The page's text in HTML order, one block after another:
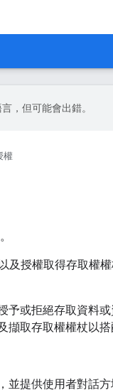
，但可能會出錯。
權
及授權取得存取權
予或拒絕存取資料
取存取權權杖以搭
並提供使用者對話方